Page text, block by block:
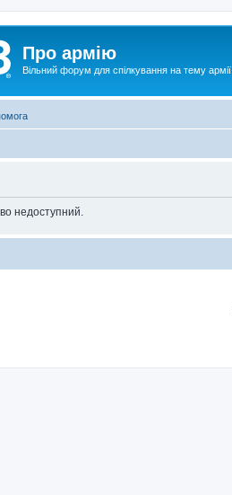
Про армію
Вільний форум для спілкування на тему армії
недоступний.